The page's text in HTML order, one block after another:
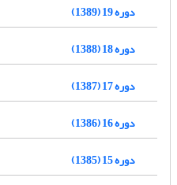
دوره 19 (1389)
دوره 18 (1388)
دوره 17 (1387)
دوره 16 (1386)
دوره 15 (1385)